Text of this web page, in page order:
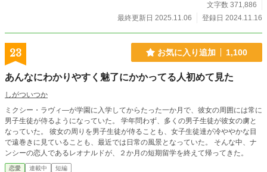
文字数 371,886
最終更新日 2025.11.06
登録日 2024.11.16
23 お気に入り追加 1,100
あんなにわかりやすく魅了にかかってる人初めて見た
しがついつか
ミクシー・ラヴィ―が学園に入学してからたった一か月で、彼女の周囲には常に
男子生徒が侍るようになっていた。 学年問わず、多くの男子生徒が彼女の虜と
なっていた。 彼女の周りを男子生徒が侍ることも、女子生徒達が冷ややかな目
で遠巻きに見ていることも、最近では日常の風景となっていた。 そんな中、ナ
ンシーの恋人であるレオナルドが、２か月の短期留学を終えて帰ってきた。
恋愛 連載中 短編